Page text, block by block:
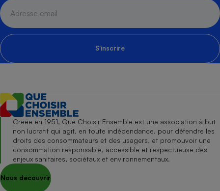
S'inscrire
Créée en 1951, Que Choisir Ensemble est une association à but
non lucratif qui agit, en toute indépendance, pour défendre les
droits des consommateurs et des usagers, et promouvoir une
consommation responsable, accessible et respectueuse des
enjeux sanitaires, sociétaux et environnementaux.
Nous découvrir